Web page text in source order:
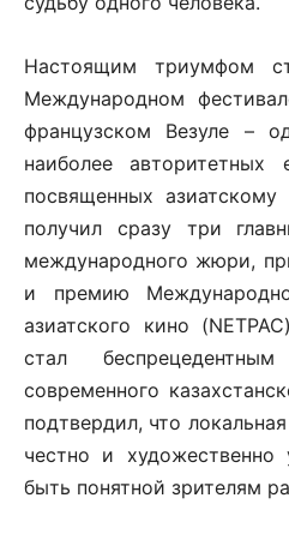
Настоящим триумфом
Международном
французском Везуле –
наиболее авторитетных
посвященных азиатскому
получил сразу три
международного жюри,
и премию
азиатского кино
стал
современного
подтвердил, что
честно и художественно
быть понятной зрителям